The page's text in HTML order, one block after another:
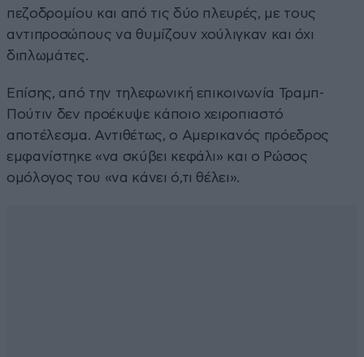
πεζοδρομίου και από τις δύο πλευρές, με τους
αντιπροσώπους να θυμίζουν χούλιγκαν και όχι
διπλωμάτες.
Επίσης, από την τηλεφωνική επικοινωνία Τραμπ-
Πούτιν δεν προέκυψε κάποιο χειροπιαστό
αποτέλεσμα. Αντιθέτως, ο Αμερικανός πρόεδρος
εμφανίστηκε «να σκύβει κεφάλι» και ο Ρώσος
ομόλογος του «να κάνει ό,τι θέλει».